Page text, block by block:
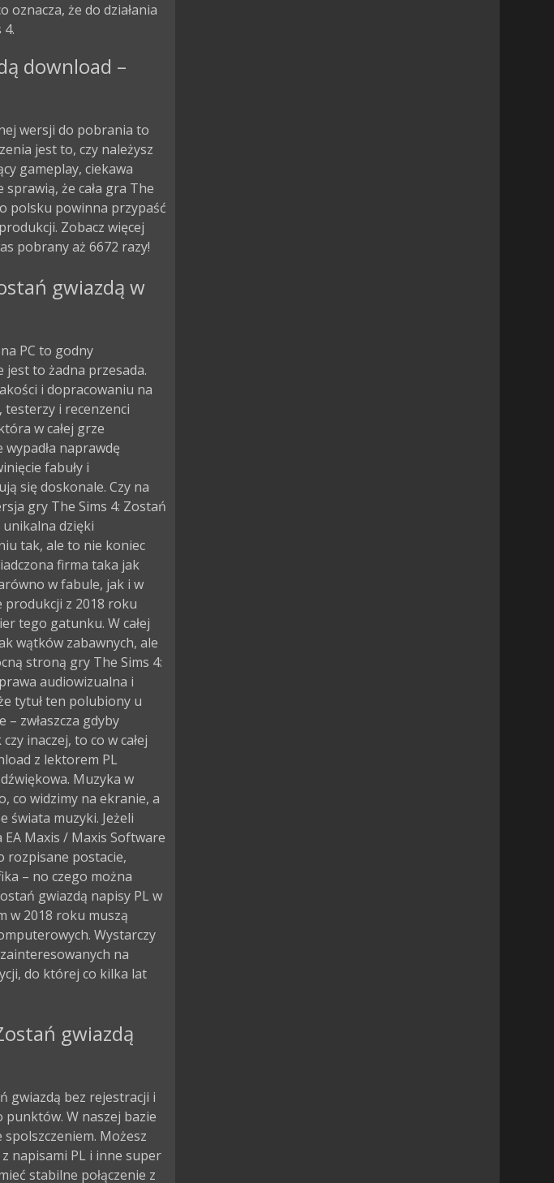
oznacza, że do działania
download –
wersji do pobrania to
jest to, czy należysz
gameplay, ciekawa
że cała gra The
polsku powinna przypaść
Zobacz więcej
pobrany aż 6672 razy!
gwiazdą w
PC to godny
to żadna przesada.
i dopracowaniu na
testerzy i recenzenci
w całej grze
naprawdę
fabuły i
się doskonale. Czy na
gry The Sims 4: Zostań
dzięki
tak, ale to nie koniec
firma taka jak
w fabule, jak i w
produkcji z 2018 roku
tego gatunku. W całej
wątków zabawnych, ale
stroną gry The Sims 4:
audiowizualna i
tytuł ten polubiony u
zwłaszcza gdyby
inaczej, to co w całej
z lektorem PL
Muzyka w
co widzimy na ekranie, a
świata muzyki. Jeżeli
Maxis / Maxis Software
rozpisane postacie,
– no czego można
gwiazdą napisy PL w
w 2018 roku muszą
Wystarczy
na
do której co kilka lat
gwiazdą
gwiazdą bez rejestracji i
W naszej bazie
Możesz
napisami PL i inne super
stabilne połączenie z